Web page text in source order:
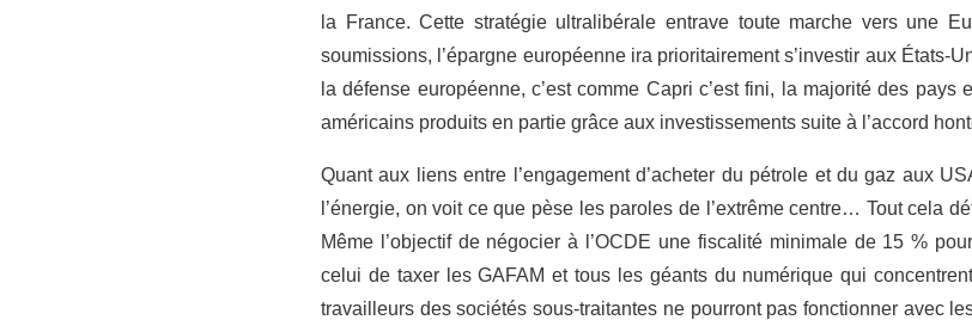
la France. Cette stratégie ultralibérale entrave toute marche vers une
soumissions, l’épargne européenne ira prioritairement s’investir aux États-
la défense européenne, c’est comme Capri c’est fini, la majorité des pays
américains produits en partie grâce aux investissements suite à l’accord
Quant aux liens entre l’engagement d’acheter du pétrole et du gaz aux
l’énergie, on voit ce que pèse les paroles de l’extrême centre… Tout cela
Même l’objectif de négocier à l’OCDE une fiscalité minimale de 15 %
celui de taxer les GAFAM et tous les géants du numérique qui
travailleurs des sociétés sous-traitantes ne pourront pas fonctionner avec